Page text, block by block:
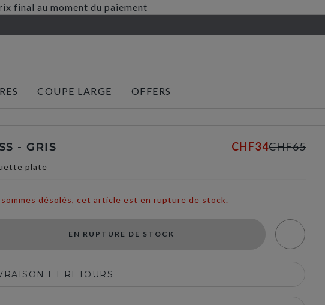
final au moment du paiement
COUPE LARGE OFFERS
- GRIS
plate
CHF34CHF65
sommes désolés, cet article est en rupture de stock.
EN RUPTURE DE STOCK
ET RETOURS